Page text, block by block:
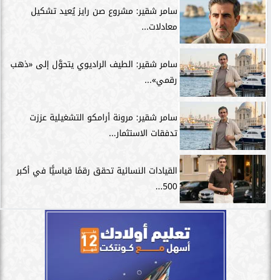
سامر شقير: مشروع صن رايز يُعيد تشكيل
معادلات...
سامر شقير: الطيف الراديوي يتحوَّل إلى «ذهب
رقمي»...
سامر شقير: مرونة أرامكو التشغيلية عززت
تدفقات الاستثمار...
القيادات النسائية تحقق رقمًا قياسيًّا في أكبر
500...